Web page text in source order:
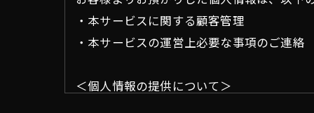
・本サービスに関する顧客管理
・本サービスの運営上必要な事項のご連絡
＜個人情報の提供について＞